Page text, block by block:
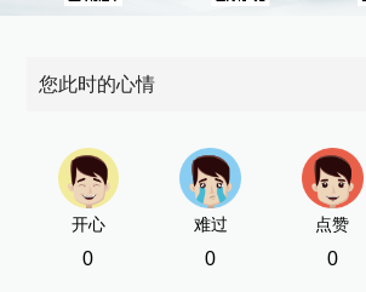
您此时的心情
开心
0
难过
0
点赞
0